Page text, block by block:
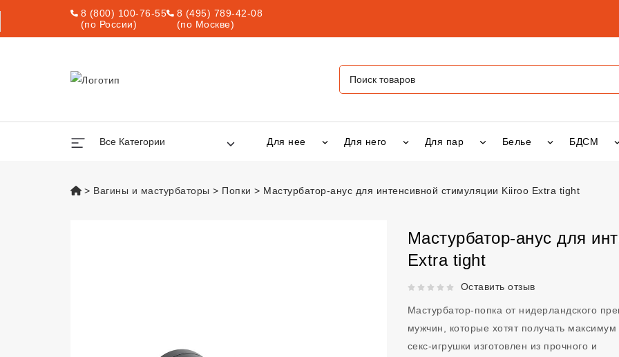
8 (800) 100-76-55
(по России)
8 (495) 789-42-08
(по Москве)
Все Категории Для нее Для него Для пар Белье БДСМ
vsexshop.ru
Вагины и мастурбаторы Попки Мастурбатор-анус для интенсивной стимуляции Kiiroo Extra tight
Мастурбатор-анус для
Extra tight
Рейтинг 5 из 5.Оставить отзыв
Мастурбатор-попка от нидерландского
мужчин, которые хотят получать
секс-игрушки изготовлен из прочного и